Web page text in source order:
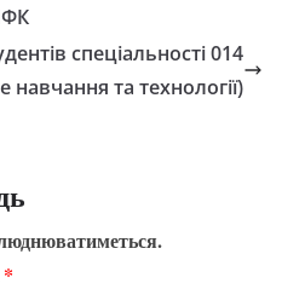
спеціальності 014
навчання та технології)
*